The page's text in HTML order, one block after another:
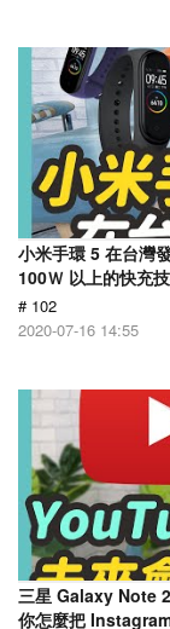
小米手環 5 在台灣
100Ｗ 以上的快充
# 102
2020-07-16 14:55
三星 Galaxy Note
你怎麼把